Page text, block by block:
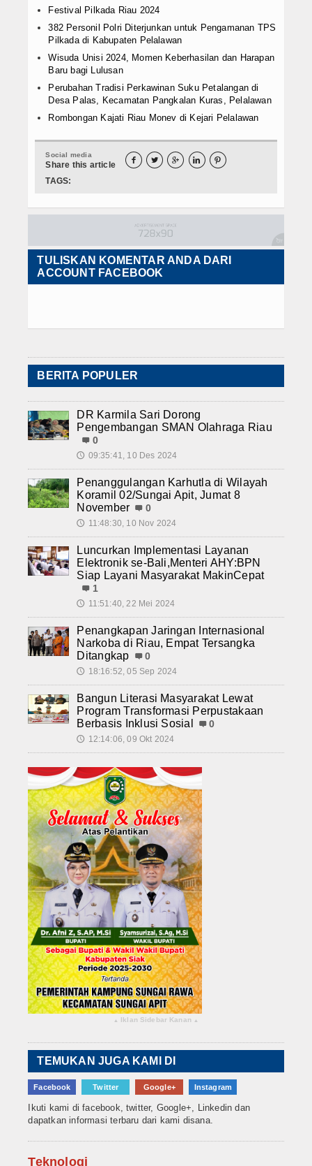
Festival Pilkada Riau 2024
382 Personil Polri Diterjunkan untuk Pengamanan TPS
Pilkada di Kabupaten Pelalawan
Wisuda Unisi 2024, Momen Keberhasilan dan Harapan
Baru bagi Lulusan
Perubahan Tradisi Perkawinan Suku Petalangan di
Desa Palas, Kecamatan Pangkalan Kuras, Pelalawan
Rombongan Kajati Riau Monev di Kejari Pelalawan
Social media
Share this article     
TAGS:
TULISKAN KOMENTAR ANDA DARI
ACCOUNT FACEBOOK
BERITA POPULER
DR Karmila Sari Dorong
Pengembangan SMAN Olahraga Riau
0
🕔 09:35:41, 10 Des 2024
Penanggulangan Karhutla di Wilayah
Koramil 02/Sungai Apit, Jumat 8
November
0
🕔 11:48:30, 10 Nov 2024
Luncurkan Implementasi Layanan
Elektronik se-Bali,Menteri AHY:BPN
Siap Layani Masyarakat MakinCepat
1
🕔 11:51:40, 22 Mei 2024
Penangkapan Jaringan Internasional
Narkoba di Riau, Empat Tersangka
Ditangkap
0
🕔 18:16:52, 05 Sep 2024
Bangun Literasi Masyarakat Lewat
Program Transformasi Perpustakaan
Berbasis Inklusi Sosial
0
🕔 12:14:06, 09 Okt 2024
▴ Iklan Sidebar Kanan ▴
TEMUKAN JUGA KAMI DI
Facebook Twitter Google+ Instagram
Ikuti kami di facebook, twitter, Google+, Linkedin dan
dapatkan informasi terbaru dari kami disana.
Teknologi